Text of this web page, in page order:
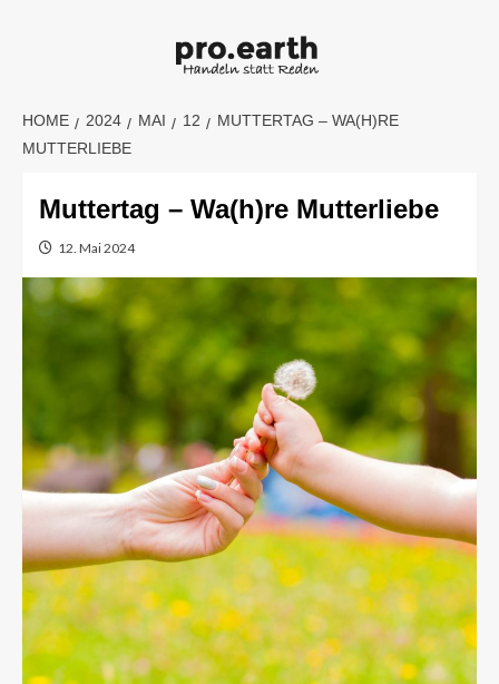
HOME 2024 MAI 12
MUTTERTAG – WA(H)RE
MUTTERLIEBE
Muttertag – Wa(h)re Mutterliebe
12. Mai 2024